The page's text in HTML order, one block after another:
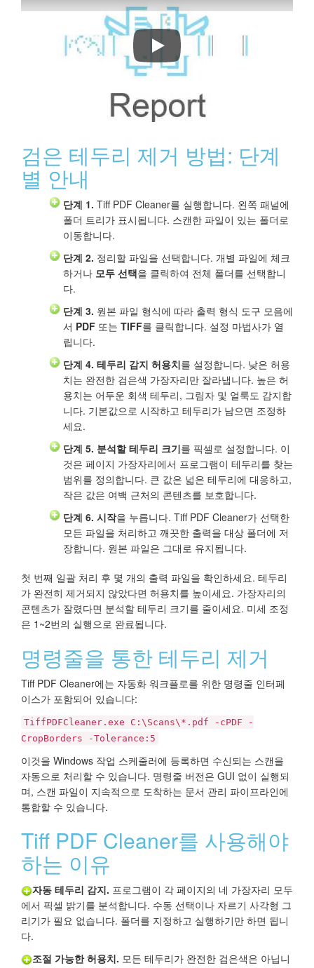
Tiff PDF Cleaner로 스캔한 PDF 및
검은 테두리 제거 방법: 단계
별 안내
단계 1. Tiff PDF Cleaner를 실행합니다. 왼쪽 패널에
폴더 트리가 표시됩니다. 스캔한 파일이 있는 폴더로
이동합니다.
단계 2. 정리할 파일을 선택합니다. 개별 파일에 체크
하거나 모두 선택을 클릭하여 전체 폴더를 선택합니
다.
단계 3. 원본 파일 형식에 따라 출력 형식 도구 모음에
서 PDF 또는 TIFF를 클릭합니다. 설정 마법사가 열
립니다.
단계 4. 테두리 감지 허용치를 설정합니다. 낮은 허용
치는 완전한 검은색 가장자리만 잘라냅니다. 높은 허
용치는 어두운 회색 테두리, 그림자 및 얼룩도 감지합
니다. 기본값으로 시작하고 테두리가 남으면 조정하
세요.
단계 5. 분석할 테두리 크기를 픽셀로 설정합니다. 이
것은 페이지 가장자리에서 프로그램이 테두리를 찾는
범위를 정의합니다. 큰 값은 넓은 테두리에 대응하고,
작은 값은 여백 근처의 콘텐츠를 보호합니다.
단계 6. 시작을 누릅니다. Tiff PDF Cleaner가 선택한
모든 파일을 처리하고 깨끗한 출력을 대상 폴더에 저
장합니다. 원본 파일은 그대로 유지됩니다.
첫 번째 일괄 처리 후 몇 개의 출력 파일을 확인하세요. 테두리
가 완전히 제거되지 않았다면 허용치를 높이세요. 가장자리의
콘텐츠가 잘렸다면 분석할 테두리 크기를 줄이세요. 미세 조정
은 1~2번의 실행으로 완료됩니다.
명령줄을 통한 테두리 제거
Tiff PDF Cleaner에는 자동화 워크플로를 위한 명령줄 인터페
이스가 포함되어 있습니다:
TiffPDFCleaner.exe C:\Scans\*.pdf -cPDF -
CropBorders -Tolerance:5
이것을 Windows 작업 스케줄러에 등록하면 수신되는 스캔을
자동으로 처리할 수 있습니다. 명령줄 버전은 GUI 없이 실행되
며, 스캔 파일이 지속적으로 도착하는 문서 관리 파이프라인에
통합할 수 있습니다.
Tiff PDF Cleaner를 사용해야
하는 이유
자동 테두리 감지. 프로그램이 각 페이지의 네 가장자리 모두
에서 픽셀 밝기를 분석합니다. 수동 선택이나 자르기 사각형 그
리기가 필요 없습니다. 폴더를 지정하고 실행하기만 하면 됩니
다.
조절 가능한 허용치. 모든 테두리가 완전한 검은색은 아닙니